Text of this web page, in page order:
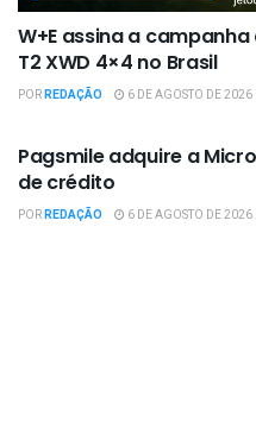
W+E assina a
T2 XWD 4×4 no Brasil
PORREDAÇÃO 6 DE AGOSTO DE 2026
Pagsmile adquire a
de crédito
PORREDAÇÃO 6 DE AGOSTO DE 2026